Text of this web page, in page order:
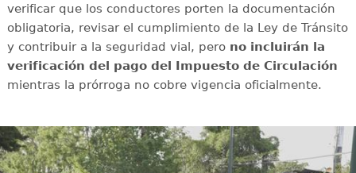
verificar que los conductores porten la documentación
obligatoria, revisar el cumplimiento de la Ley de Tránsito
y contribuir a la seguridad vial, pero no incluirán la
verificación del pago del Impuesto de Circulación
mientras la prórroga no cobre vigencia oficialmente.